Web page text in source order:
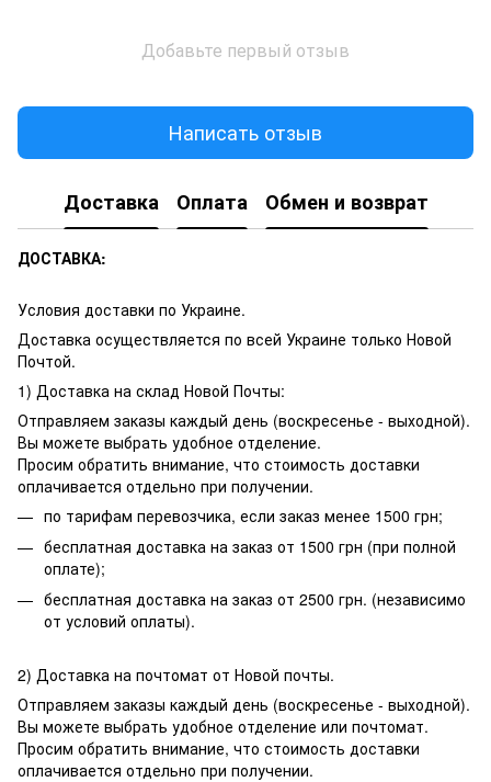
Добавьте первый отзыв
Написать отзыв
Доставка Оплата Обмен и возврат
ДОСТАВКА:
Условия доставки по Украине.
Доставка осуществляется по всей Украине только Новой
Почтой.
1) Доставка на склад Новой Почты:
Отправляем заказы каждый день (воскресенье - выходной).
Вы можете выбрать удобное отделение.
Просим обратить внимание, что стоимость доставки
оплачивается отдельно при получении.
по тарифам перевозчика, если заказ менее 1500 грн;
бесплатная доставка на заказ от 1500 грн (при полной
оплате);
бесплатная доставка на заказ от 2500 грн. (независимо
от условий оплаты).
2) Доставка на почтомат от Новой почты.
Отправляем заказы каждый день (воскресенье - выходной).
Вы можете выбрать удобное отделение или почтомат.
Просим обратить внимание, что стоимость доставки
оплачивается отдельно при получении.